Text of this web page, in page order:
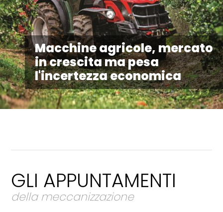
Macchine agricole, mercato
in crescita ma pesa
l'incertezza economica
GLI APPUNTAMENTI
della meccanizzazione